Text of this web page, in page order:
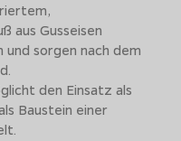
aus Gusseisen
sorgen nach dem
den Einsatz als
Baustein einer